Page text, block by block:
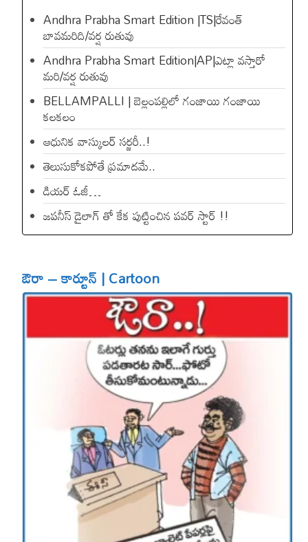
Andhra Prabha Smart Edition |TS|రేవంత్​
బావమరిది/వర్ష రుతువు
Andhra Prabha Smart Edition|AP|ఎట్లా వస్తారో
మరి/వర్ష రుతువు
BELLAMPALLI | బెల్లంపల్లిలో గంజాయి గంజాయి
కలకలం
ఆధునిక వాస్కులర్ సర్జరీ..!
తెలుసుకోకపోతే ప్రమాదమే..
డియ‌ర్ ఓజీ…
జపనీస్ డైలాగ్ తో కేక పుట్టించిన ప‌వ‌ర్ స్టార్ !!
ఔరా – కార్టూన్ | Cartoon